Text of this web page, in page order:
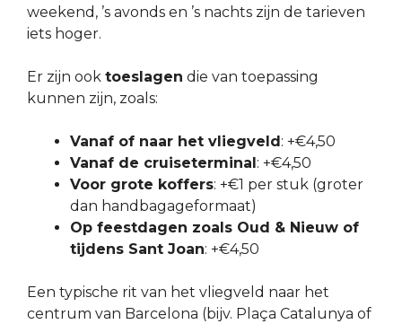
weekend, ’s avonds en ’s nachts zijn de tarieven
iets hoger.
Er zijn ook toeslagen die van toepassing
kunnen zijn, zoals:
Vanaf of naar het vliegveld: +€4,50
Vanaf de cruiseterminal: +€4,50
Voor grote koffers: +€1 per stuk (groter
dan handbagageformaat)
Op feestdagen zoals Oud & Nieuw of
tijdens Sant Joan: +€4,50
Een typische rit van het vliegveld naar het
centrum van Barcelona (bijv. Plaça Catalunya of